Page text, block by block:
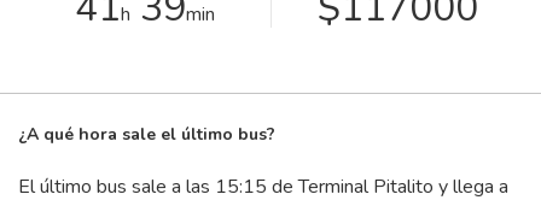
h min
¿A qué hora sale el último bus?
El último bus sale a las 15:15 de Terminal Pitalito y llega a